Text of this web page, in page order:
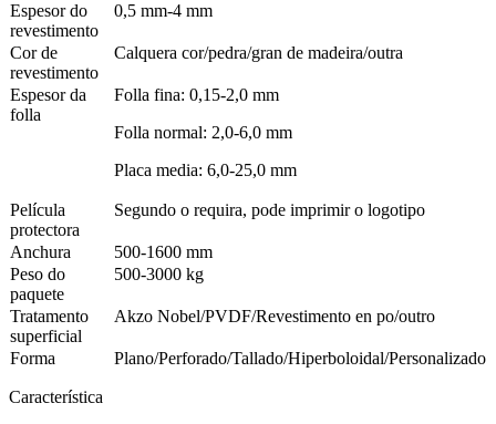
Espesor do
revestimento
0,5 mm-4 mm
Cor de
revestimento
Calquera cor/pedra/gran de madeira/outra
Espesor da
folla
Folla fina: 0,15-2,0 mm
Folla normal: 2,0-6,0 mm
Placa media: 6,0-25,0 mm
Película
protectora
Segundo o requira, pode imprimir o logotipo
Anchura
500-1600 mm
Peso do
paquete
500-3000 kg
Tratamento
superficial
Akzo Nobel/PVDF/Revestimento en po/outro
Forma Plano/Perforado/Tallado/Hiperboloidal/Personalizado
Característica